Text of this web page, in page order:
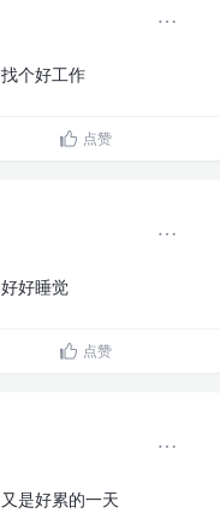
找个好工作
点赞
好好睡觉
点赞
又是好累的一天